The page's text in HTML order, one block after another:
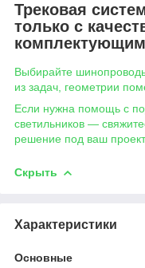
Трековая
только с
Выбирайте
из задач, геометрии
Если нужна помощь с
светильников —
решение под ваш
Скрыть
Характеристики
Основные